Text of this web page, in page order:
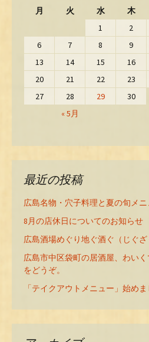
月
火 水 木
« 5月
1 2
6
7 8 9
13
14 15 16
20
21 22 23
27
28 29 30
最近の投稿
広島名物・穴子料理と夏の旬メニ
8月の店休日についてのお知らせ
広島酒場めぐり地ぐ酒ぐ（じぐざ
広島市中区袋町の居酒屋、わい
をどうぞ。
「テイクアウトメニュー」始めま